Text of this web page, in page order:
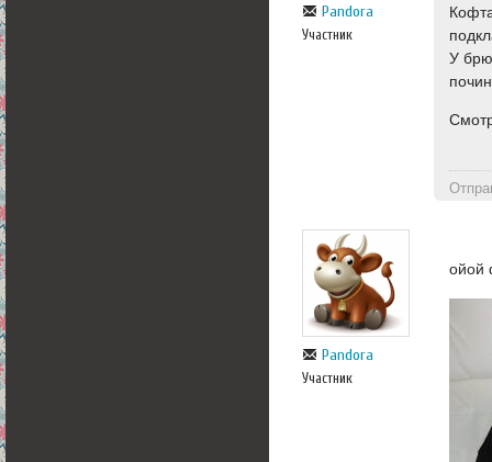
Pandora
Участник
У
Pandora
Участник
ойой